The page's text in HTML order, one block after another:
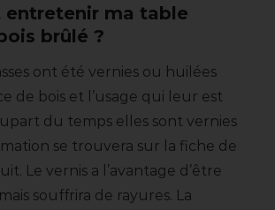
entretenir ma table
brûlé ?
ont été vernies ou huilées
de bois et l’usage qui leur est
du temps elles sont vernies
se trouvera sur la fiche de
Le vernis a l’avantage d’être
souffrira de rayures. La